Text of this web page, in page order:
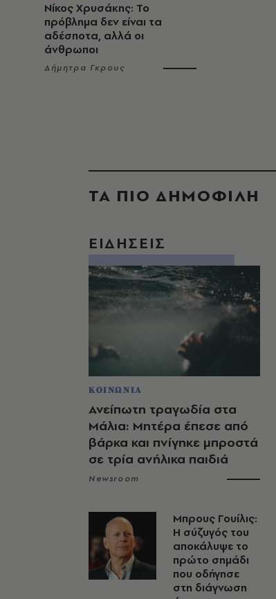
Νίκος Χρυσάκης: Το
πρόβλημα δεν είναι τα
αδέσποτα, αλλά οι
άνθρωποι
Δήμητρα Γκρους
ΤΑ ΠΙΟ ΔΗΜΟΦΙΛΗ
ΕΙΔΗΣΕΙΣ
ΚΟΙΝΩΝΙΑ
Ανείπωτη τραγωδία στα
Μάλια: Μητέρα έπεσε από
βάρκα και πνίγηκε μπροστά
σε τρία ανήλικα παιδιά
Newsroom
Μπρους Γουίλις:
Η σύζυγός του
αποκάλυψε το
πρώτο σημάδι
που οδήγησε
στη διάγνωση